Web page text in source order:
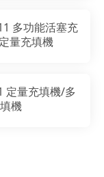
多功能活塞充
量充填機
定量充填機/多
機